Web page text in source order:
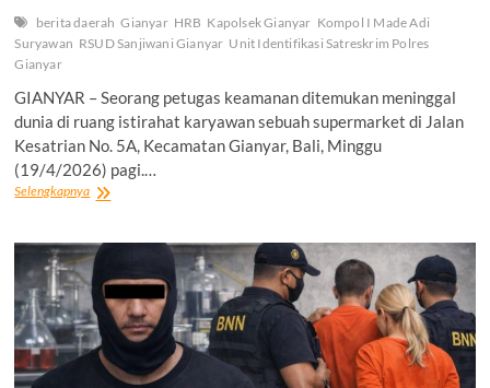
berita daerah Gianyar HRB Kapolsek Gianyar Kompol I Made Adi
Suryawan RSUD Sanjiwani Gianyar Unit Identifikasi Satreskrim Polres
Gianyar
GIANYAR – Seorang petugas keamanan ditemukan meninggal
dunia di ruang istirahat karyawan sebuah supermarket di Jalan
Kesatrian No. 5A, Kecamatan Gianyar, Bali, Minggu
(19/4/2026) pagi.…
SelengkapnyaJasad
di
Ruang
Istirahat,
Polisi
Dalami
Penyebab
Kematian